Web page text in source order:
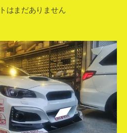
稿
日
はまだありません